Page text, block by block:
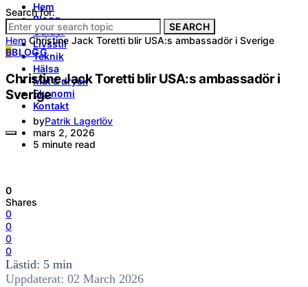
Hem
Blogg
Guider
Livsstil
Teknik
Hälsa
Mat & dryck
Ekonomi
Kontakt
Search for:
SEARCH
Hem Christine Jack Toretti blir USA:s ambassadör i Sverige
BBLOGG
Christine Jack Toretti blir USA:s ambassadör i
Sverige
byPatrik Lagerlöv
mars 2, 2026
5 minute read
0
Shares
0
0
0
0
Lästid: 5 min
Uppdaterat: 02 March 2026